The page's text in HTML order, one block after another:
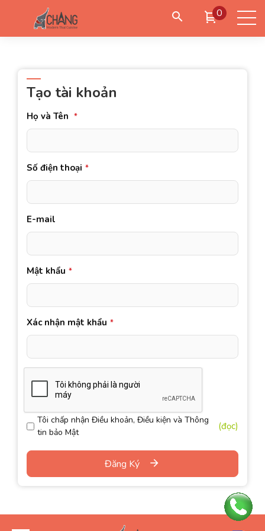
0
Đăng nhập/Tạo tài khoản
Tạo tài khoản
Họ và Tên *
Số điện thoại *
E-mail
Mật khẩu *
Xác nhận mật khẩu *
Tôi chấp nhận Điều khoản, Điều kiện và Thông
tin bảo Mật
(đọc)
Đăng Ký